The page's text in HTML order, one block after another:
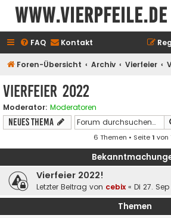
www.vierpfeile.de
FAQ Kontakt
Foren-Übersicht Archiv Vierfeier
Vierfeier 2022
Moderator: Moderatoren
Neues Thema
6 Themen • Seite1 von
Vierfeier 2022!
Letzter Beitrag von cebix « Di 27. Sep
Themen